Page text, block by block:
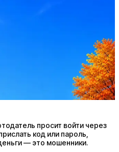
рынки, позиции, вилка, каналы
просит войти через
код или пароль,
— это мошенники.